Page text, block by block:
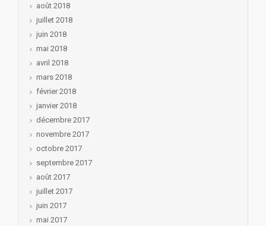
août 2018
juillet 2018
juin 2018
mai 2018
avril 2018
mars 2018
février 2018
janvier 2018
décembre 2017
novembre 2017
octobre 2017
septembre 2017
août 2017
juillet 2017
juin 2017
mai 2017